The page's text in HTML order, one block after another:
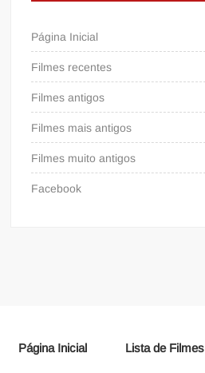
Página Inicial
Filmes recentes
Filmes antigos
Filmes mais antigos
Filmes muito antigos
Facebook
Página Inicial Lista de Filmes